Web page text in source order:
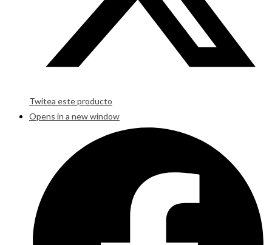
Twitea este producto
Opens in a new window